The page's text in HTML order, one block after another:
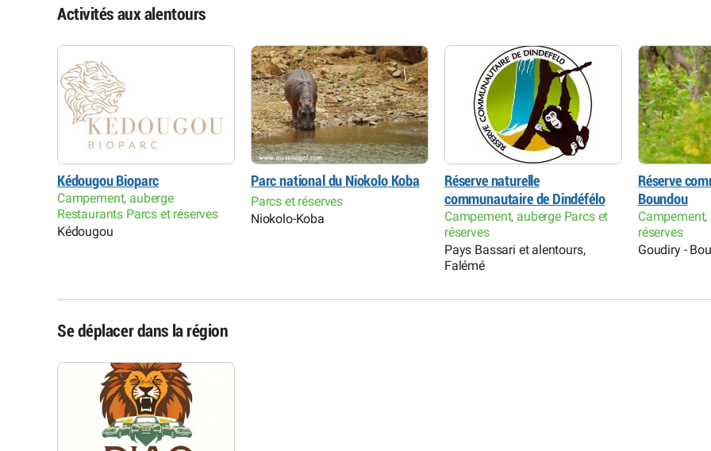
Activités aux alentours
Kédougou Bioparc
Campement, auberge
Restaurants Parcs et réserves
Kédougou
Parc national du Niokolo Koba
Parcs et réserves
Niokolo-Koba
Réserve naturelle
communautaire de Dindéfélo
Campement, auberge Parcs et
réserves
Pays Bassari et alentours,
Falémé
Réserve
Boundou
réserves
Goudiry -
Se déplacer dans la région